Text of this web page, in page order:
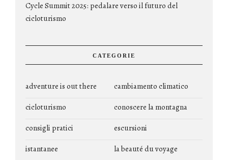
Cycle Summit 2025: pedalare verso il futuro del
cicloturismo
CATEGORIE
adventure is out there cambiamento climatico
cicloturismo conoscere la montagna
consigli pratici escursioni
istantanee la beauté du voyage